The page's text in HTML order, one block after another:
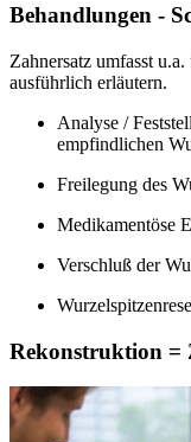
Behandlungen -
Zahnersatz umfasst
ausführlich erläutern.
Analyse /
empfindlichen
Freilegung des
Medikamentöse
Verschluß der
Rekonstruktion =